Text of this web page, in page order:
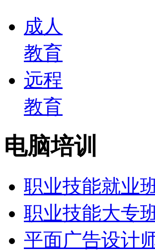
成人
教育
远程
教育
电脑培训
职业技能就业
职业技能大专
平面广告设计